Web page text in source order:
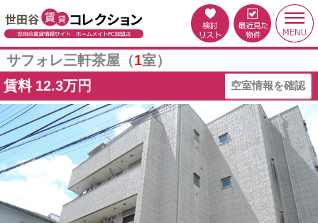
サフォレ三軒茶屋（1室）
賃料 12.3万円 空室情報を確認